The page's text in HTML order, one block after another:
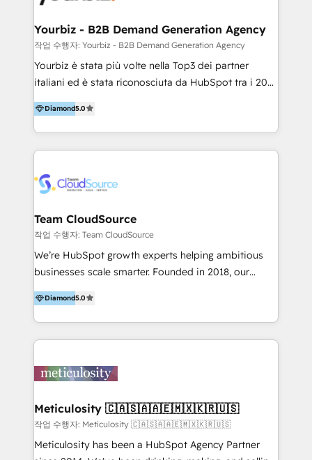
Lookers ayudamos a empresas a crecer de forma
sostenible, integrando Growth, Revenue Operations,
datos e inteligencia de negocio para que cada
acción tenga impacto real en ingresos. Analizamos
tu funnel completo (mktg, ventas, servicio y
otros no ven y convertirlas en resultados concretos.
Desde 2015, más de 80 empresas han confiado en
resultados parecidos. O podrías hablar con nosotros
y tomar decisiones con datos, no con suerte.
Yourbiz - B2B Demand Generation Agency
작업 수행자: Yourbiz - B2B Demand Generation Agency
Yourbiz è stata più volte nella Top3 dei partner
italiani ed è stata riconosciuta da HubSpot tra i 20
migliori partner EMEA per la gestione del cliente.
Stiamo accompagnando oltre 100 aziende nella
digitalizzazione e ottimizzazione dei processi di
marketing e vendita. Il nostro metodo DAM è stato
mappatura dei canali di acquisizione dei contatti e
HubSpot come fornitore ufficiale per le integrazioni
tra il CRM e altri sistemi aziendali, tra cui SAP,
AS400, TeamSystem. HubSpot ci ha riconosciuto
come formatori ufficiali per l'adozione del CRM in
50% più alto tra i nostri clienti rispetto le altre
aziende. Lavoriamo con aziende B2B tra i 5 e i 35
massimizzare il ritorno sugli investimenti.
Diamond5.0
Team CloudSource
작업 수행자: Team CloudSource
We’re HubSpot growth experts helping ambitious
businesses scale smarter. Founded in 2018, our
Malaysia-based agency works with clients across
APAC, Australia, and the US. We specialize in high-
impact HubSpot implementations—CRM setup, data
migration, automation, and reporting—built for real
marketing execution, we turn complexity into clarity.
healthcare, and professional services. We also run
campaigns across Google Ads, Meta Ads, and social
media with a focus on ROI. If your HubSpot portal
feels underused—or overwhelming—we’ll fix it fast
Diamond5.0
Meticulosity 🇨🇦🇸🇦🇦🇪🇲🇽🇰🇷🇺🇸
작업 수행자: Meticulosity 🇨🇦🇸🇦🇦🇪🇲🇽🇰🇷🇺🇸
Meticulosity has been a HubSpot Agency Partner